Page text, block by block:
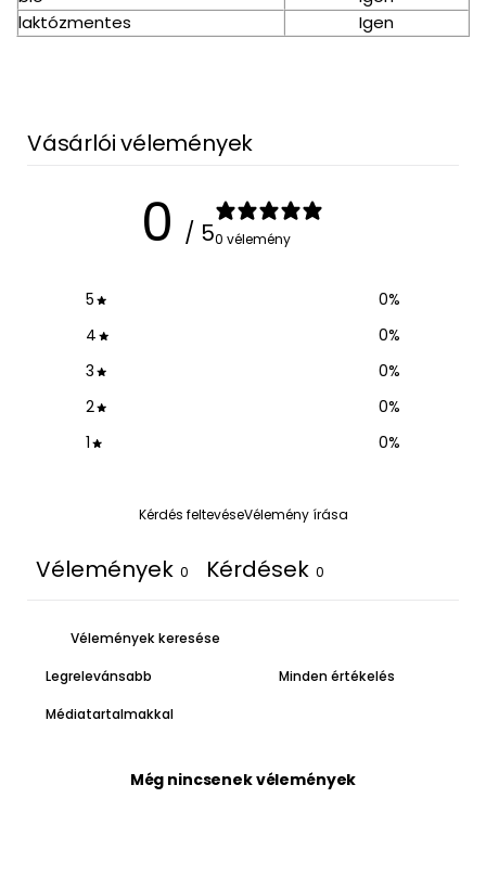
laktózmentes
Igen
Vásárlói vélemények
0 / 50 vélemény
5 0%
4
0%
3
0%
2
0%
1
0%
Kérdés feltevéseVélemény írása
Vélemények 0 Kérdések 0
Médiatartalmakkal
Még nincsenek vélemények